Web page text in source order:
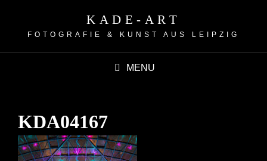
KADE-ART
FOTOGRAFIE & KUNST AUS LEIPZIG
MENU
KDA04167